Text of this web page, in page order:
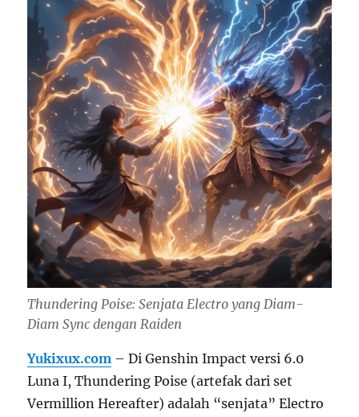
Thundering Poise: Senjata Electro yang Diam-
Diam Sync dengan Raiden
Yukixux.com – Di Genshin Impact versi 6.0
Luna I, Thundering Poise (artefak dari set
Vermillion Hereafter) adalah “senjata” Electro